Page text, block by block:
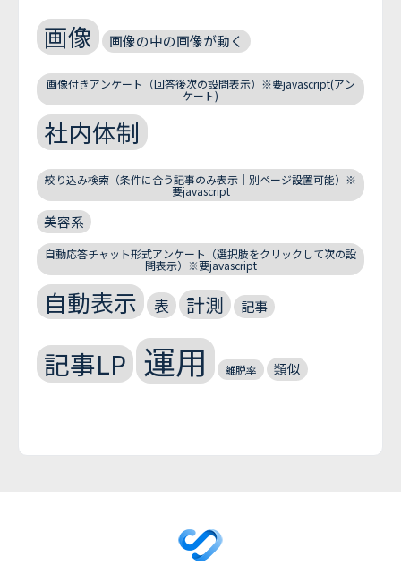
画像 画像の中の画像が動く
画像付きアンケート（回答後次の設問表示）※要javascript(アン
ケート)
社内体制
絞り込み検索（条件に合う記事のみ表示｜別ページ設置可能）※
要javascript
美容系
自動応答チャット形式アンケート（選択肢をクリックして次の設
問表示）※要javascript
自動表示 表 計測 記事
記事LP 運用 離脱率 類似